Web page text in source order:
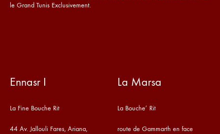
le Grand Tunis Exclusivement.
Ennasr I
La Fine Bouche Rit
44 Av. Jallouli Fares, Ariana,
La Marsa
La Bouche’ Rit
route de Gammarth en face